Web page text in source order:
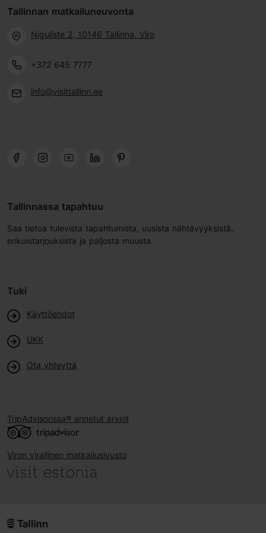
Tallinnan matkailuneuvonta
Niguliste 2, 10146 Tallinna, Viro
+372 645 7777
info@visittallinn.ee
Tallinnassa tapahtuu
Saa tietoa tulevista tapahtumista, uusista nähtävyyksistä,
erikoistarjouksista ja paljosta muusta.
Tuki
Käyttöehdot
UKK
Ota yhteyttä
TripAdvisorissa® annetut arviot
Viron virallinen matkailusivusto